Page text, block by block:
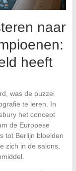
naar
heeft
was de puzzel
te leren. In
het concept
de Europese
tot Berlijn bloeiden
zich in de salons,